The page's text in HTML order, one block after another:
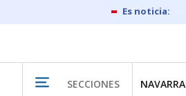
SECCIONES NAVARRA